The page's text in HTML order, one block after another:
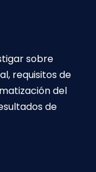
sobre
requisitos de
del
de